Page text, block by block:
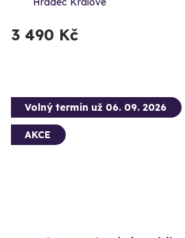
3 490 Kč
Volný termín už 06. 09. 2026
AKCE